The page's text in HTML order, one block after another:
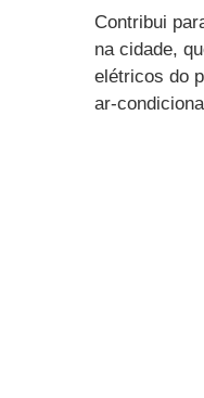
Contribui
na cidade,
elétricos do
ar-